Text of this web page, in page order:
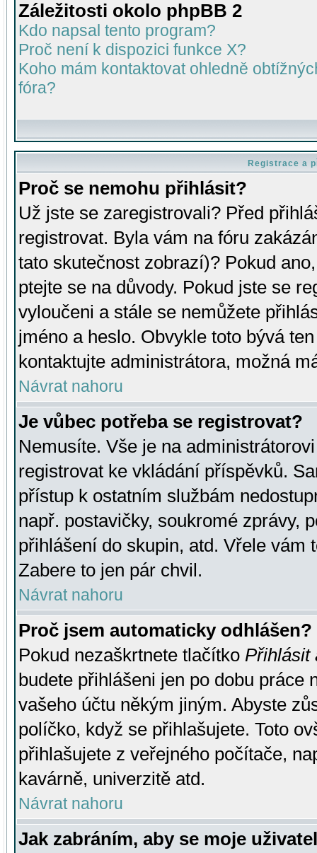
Záležitosti okolo phpBB 2
Kdo napsal tento program?
Proč není k dispozici funkce X?
Koho mám kontaktovat ohledně
fóra?
Registrace a
Proč se nemohu přihlásit?
Už jste se zaregistrovali? Před
registrovat. Byla vám na fóru
tato skutečnost zobrazí)? Pokud
ptejte se na důvody. Pokud jste se
vyloučeni a stále se nemůžete
jméno a heslo. Obvykle toto bývá
kontaktujte administrátora, možná
Návrat nahoru
Je vůbec potřeba se registrovat?
Nemusíte. Vše je na
registrovat ke vkládání příspěvků.
přístup k ostatním službám
např. postavičky, soukromé zprávy,
přihlášení do skupin, atd. Vřele vám
Zabere to jen pár chvil.
Návrat nahoru
Proč jsem automaticky odhlášen?
Pokud nezaškrtnete tlačítko Přihlásit
budete přihlášeni jen po dobu práce
vašeho účtu někým jiným. Abyste
políčko, když se přihlašujete. Toto
přihlašujete z veřejného počítače,
kavárně, univerzitě atd.
Návrat nahoru
Jak zabráním, aby se moje